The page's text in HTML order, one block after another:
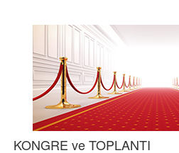
KONGRE ve TOPLANTI